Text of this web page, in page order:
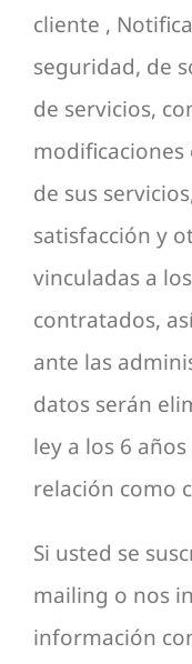
cliente ,
seguridad, de
de servicios,
de sus
satisfacción y
vinculadas a
contratados,
ante las
datos serán
ley a los 6
relación como
Si usted se
mailing o nos
información